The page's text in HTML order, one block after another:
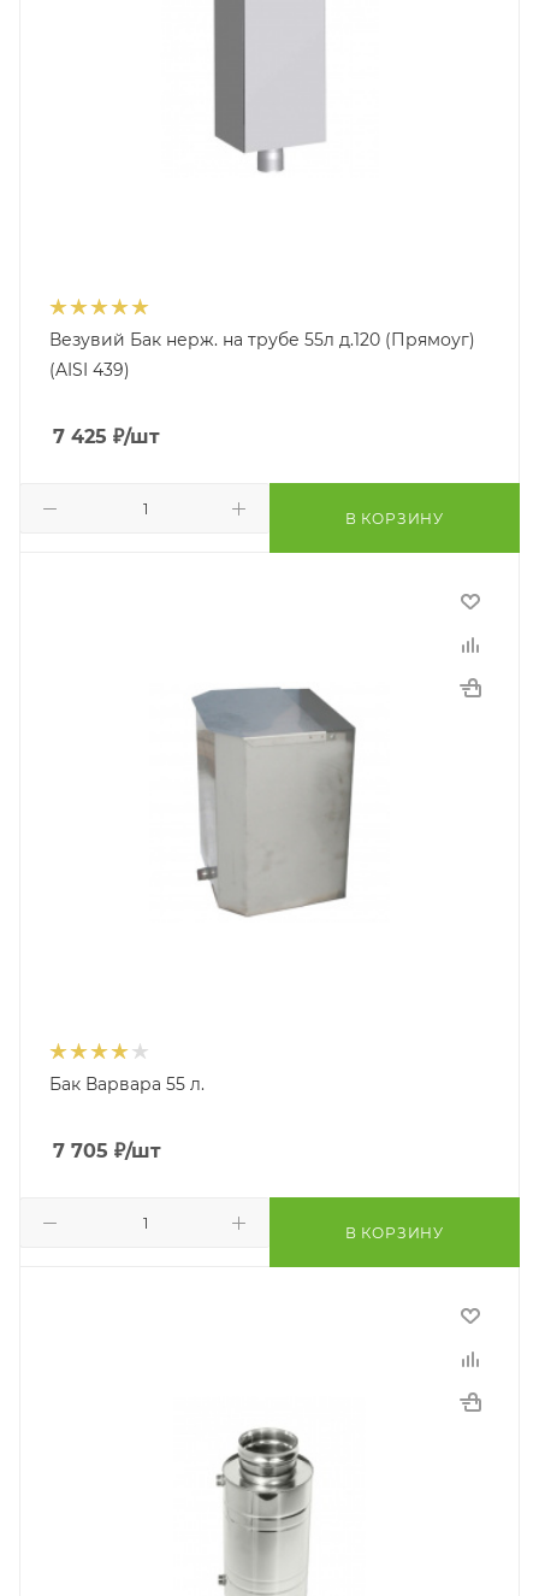
Везувий Бак нерж. на трубе 55л д.120 (Прямоуг)
(AISI 439)
7 425 ₽/шт
В КОРЗИНУ
Бак Варвара 55 л.
7 705 ₽/шт
В КОРЗИНУ